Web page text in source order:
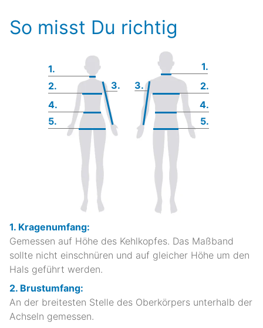
So misst Du richtig
1.
1.
2.
2.
3. 3.
4.
4.
5.
5.
1. Kragenumfang:
Gemessen auf Höhe des Kehlkopfes. Das Maßband
sollte nicht einschnüren und auf gleicher Höhe um den
Hals geführt werden.
2. Brustumfang:
An der breitesten Stelle des Oberkörpers unterhalb der
Achseln gemessen.